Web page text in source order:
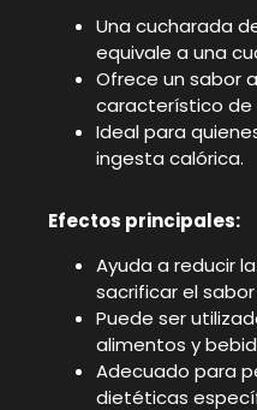
Una cucharada
equivale a una
Ofrece un sabor
característico de
Ideal para
ingesta calórica.
Efectos principales:
Ayuda a reducir
sacrificar el
Puede ser
alimentos y
Adecuado para
dietéticas